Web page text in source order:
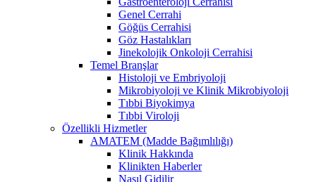
Genel Cerrahi
Göğüs Cerrahisi
Göz Hastalıkları
Jinekolojik Onkoloji Cerrahisi
Temel Branşlar
Histoloji ve Embriyoloji
Mikrobiyoloji ve Klinik Mikrobiyoloji
Tıbbi Biyokimya
Tıbbi Viroloji
Özellikli Hizmetler
AMATEM (Madde Bağımlılığı)
Klinik Hakkında
Klinikten Haberler
Nasıl Gidilir